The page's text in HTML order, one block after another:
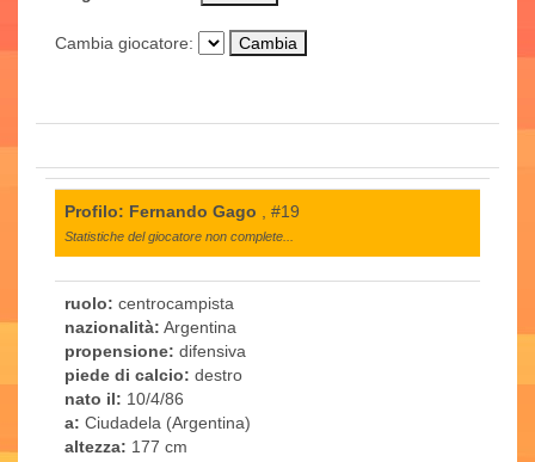
Cambia giocatore:
Profilo: Fernando Gago , #19
Statistiche del giocatore non complete...
ruolo: centrocampista
nazionalità: Argentina
propensione: difensiva
piede di calcio: destro
nato il: 10/4/86
a: Ciudadela (Argentina)
altezza: 177 cm